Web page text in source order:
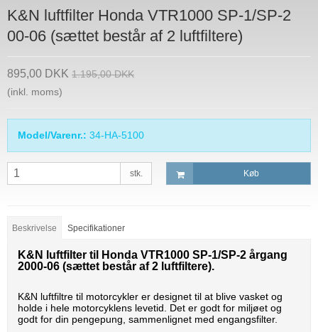
K&N luftfilter Honda VTR1000 SP-1/SP-2
00-06 (sættet består af 2 luftfiltere)
895,00 DKK 1.195,00 DKK
(inkl. moms)
Model/Varenr.: 34-HA-5100
stk. Køb
Beskrivelse Specifikationer
K&N luftfilter til Honda VTR1000 SP-1/SP-2 årgang
2000-06 (sættet består af 2 luftfiltere).
K&N luftfiltre til motorcykler er designet til at blive vasket og
holde i hele motorcyklens levetid. Det er godt for miljøet og
godt for din pengepung, sammenlignet med engangsfilter.